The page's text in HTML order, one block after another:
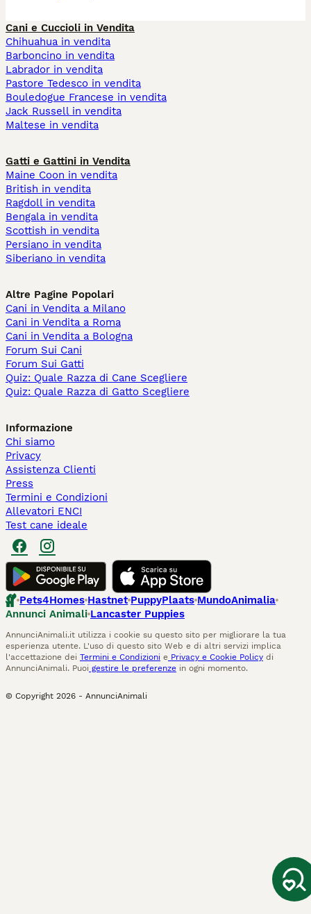
Cani e Cuccioli in Vendita
Chihuahua in vendita
Barboncino in vendita
Labrador in vendita
Pastore Tedesco in vendita
Bouledogue Francese in vendita
Jack Russell in vendita
Maltese in vendita
Gatti e Gattini in Vendita
Maine Coon in vendita
British in vendita
Ragdoll in vendita
Bengala in vendita
Scottish in vendita
Persiano in vendita
Siberiano in vendita
Altre Pagine Popolari
Cani in Vendita a Milano
Cani in Vendita a Roma
Cani in Vendita a Bologna
Forum Sui Cani
Forum Sui Gatti
Quiz: Quale Razza di Cane Scegliere
Quiz: Quale Razza di Gatto Scegliere
Informazione
Chi siamo
Privacy
Assistenza Clienti
Press
Termini e Condizioni
Allevatori ENCI
Test cane ideale
Pets4Homes Hastnet PuppyPlaats MundoAnimalia
Annunci Animali Lancaster Puppies
AnnunciAnimali.it utilizza i cookie su questo sito per migliorare la tua
esperienza utente. L'uso di questo sito Web e di altri servizi implica
l'accettazione dei Termini e Condizioni e Privacy e Cookie Policy di
AnnunciAnimali. Puoi gestire le preferenze in ogni momento.
© Copyright 2026 - AnnunciAnimali